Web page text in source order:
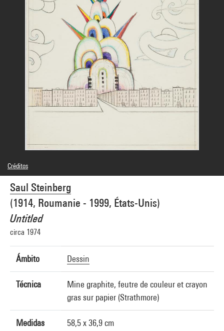
Saul Steinberg
(1914, Roumanie - 1999, États-Unis)
Untitled
circa 1974
Ámbito Dessin
Técnica
Mine graphite, feutre de couleur et crayon
gras sur papier (Strathmore)
Medidas 58,5 x 36,9 cm
Créditos
© The Saul Steinberg Foundation / Adagp, Paris
Créditos fotográficos : Centre Pompidou, MNAM-CCI/Audrey Laurans/Dist.
GrandPalaisRmn
Referencia de la imagen : 4N85695
Difusión de la imagen :